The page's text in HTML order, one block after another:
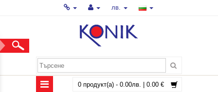
лв.
0 продукт(а) - 0.00лв. | 0.00 €